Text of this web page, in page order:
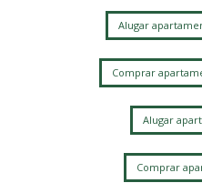
Alugar
Comprar
Alugar
Comprar